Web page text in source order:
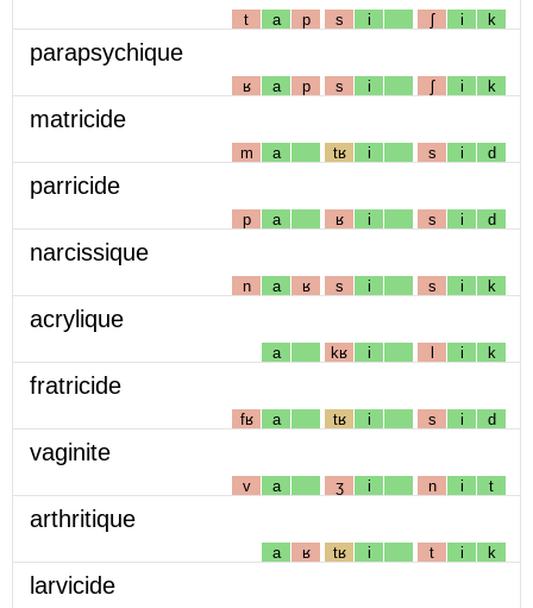
t a p s i ʃ i k
parapsychique
ʁ a p s i ʃ i k
matricide
m a tʁ i s i d
parricide
p a ʁ i s i d
narcissique
n a ʁ s i s i k
acrylique
a kʁ i l i k
fratricide
fʁ a tʁ i s i d
vaginite
v a ʒ i n i t
arthritique
a ʁ tʁ i t i k
larvicide